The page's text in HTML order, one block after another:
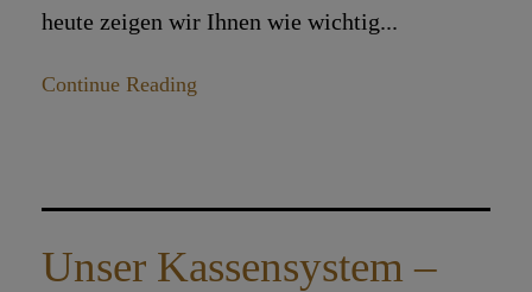
heute zeigen wir Ihnen wie wichtig...
Continue Reading
Unser Kassensystem –